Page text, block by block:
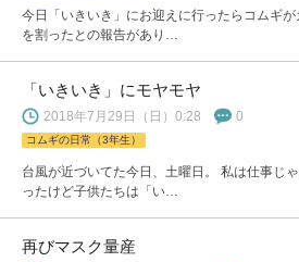
今日「いきいき」にお迎えに行ったらコムギが
を割ったとの報告があり…
「いきいき」にモヤモヤ
2018年7月29日（日）0:28 0
コムギの日常（3年生）
台風が近づいてた今日、土曜日。 私は仕事じ
ったけど子供たちは「い…
再びマスク量産